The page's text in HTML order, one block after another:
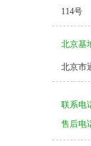
114号
联系电
售后电
北京市
北京基